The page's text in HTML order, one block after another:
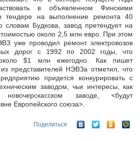
в объявленном Финскими
тендере на выполнение ремонта 40
словам Будкова, завод претендует на
около 2,5 млн евро. При этом
уже проводил ремонт электровозов
дорог с 1992 по 2002 годы, что
$1 млн ежегодно. Как пишет
представителей НЭВЗа отметил, что
придется конкурировать с
заводом, чьи интересы, как
заводе, <будут
Европейского союза>.
Поделиться